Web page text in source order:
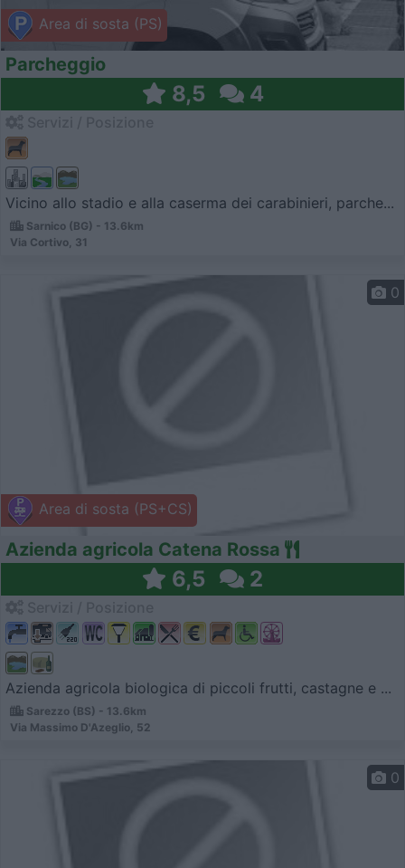
Area di sosta (PS)
Parcheggio
8,5 4
Vicino allo stadio e alla caserma dei carabinieri, parche...
Sarnico (BG) - 13.6km
Via Cortivo, 31
Area di sosta (PS+CS)
0
Azienda agricola Catena Rossa
6,5 2
Azienda agricola biologica di piccoli frutti, castagne e ...
Sarezzo (BS) - 13.6km
Via Massimo D'Azeglio, 52
0